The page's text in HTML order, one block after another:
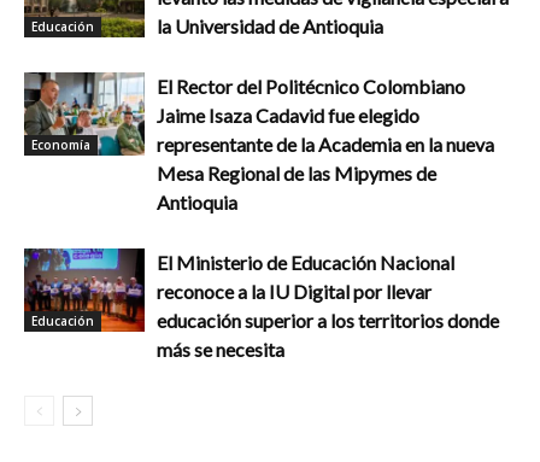
Educación
la Universidad de Antioquia
Economía
El Rector del Politécnico Colombiano
Jaime Isaza Cadavid fue elegido
representante de la Academia en la nueva
Mesa Regional de las Mipymes de
Antioquia
Educación
El Ministerio de Educación Nacional
reconoce a la IU Digital por llevar
educación superior a los territorios donde
más se necesita